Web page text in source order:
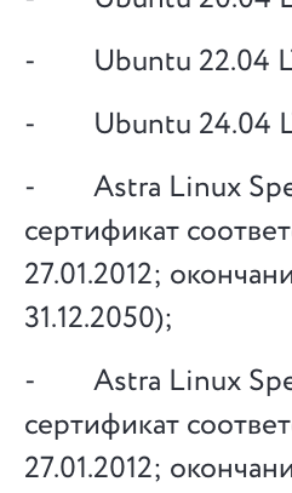
- Ubuntu 22.04
- Ubuntu 24.04
- Astra Linux
сертификат
27.01.2012;
31.12.2050);
- Astra Linux
сертификат
27.01.2012;